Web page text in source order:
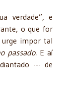
verdade”, e
o que for
urge impor tal
passado. E aí
--- de